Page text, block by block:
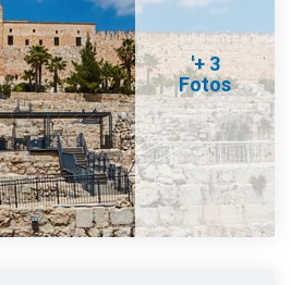
'+ 3
Fotos